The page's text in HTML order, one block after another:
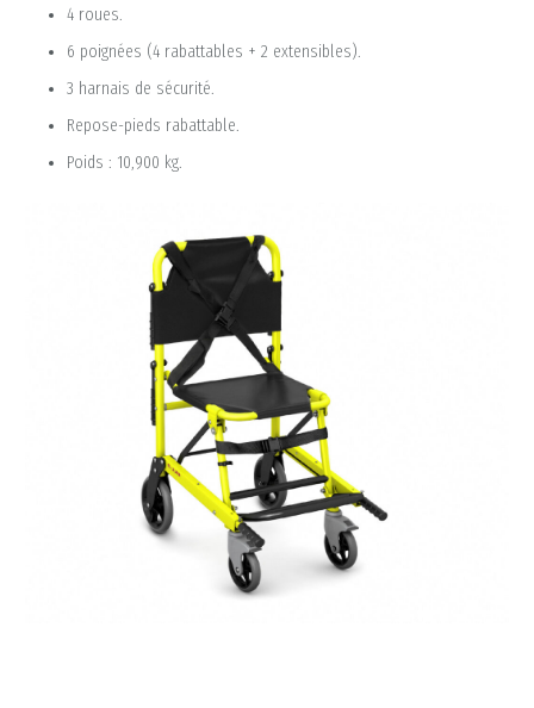
4 roues.
6 poignées (4 rabattables + 2 extensibles).
3 harnais de sécurité.
Repose-pieds rabattable.
Poids : 10,900 kg.